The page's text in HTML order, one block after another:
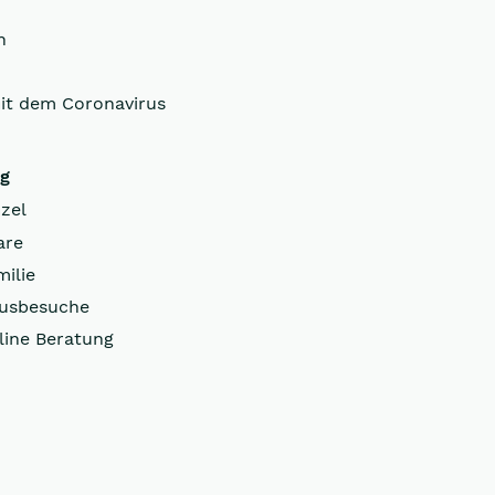
dem Coronavirus
Beratung